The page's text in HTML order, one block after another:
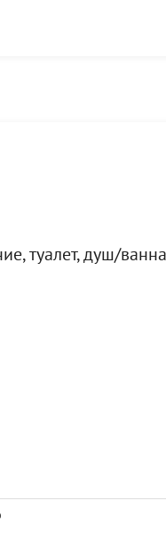
туалет, душ/